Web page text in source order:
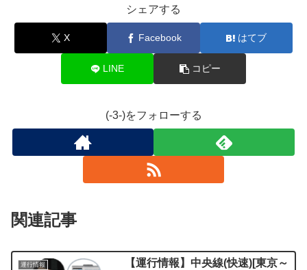
シェアする
X Facebook はてブ
LINE コピー
(-3-)をフォローする
関連記事
運行情報
【運行情報】中央線(快速)[東京～